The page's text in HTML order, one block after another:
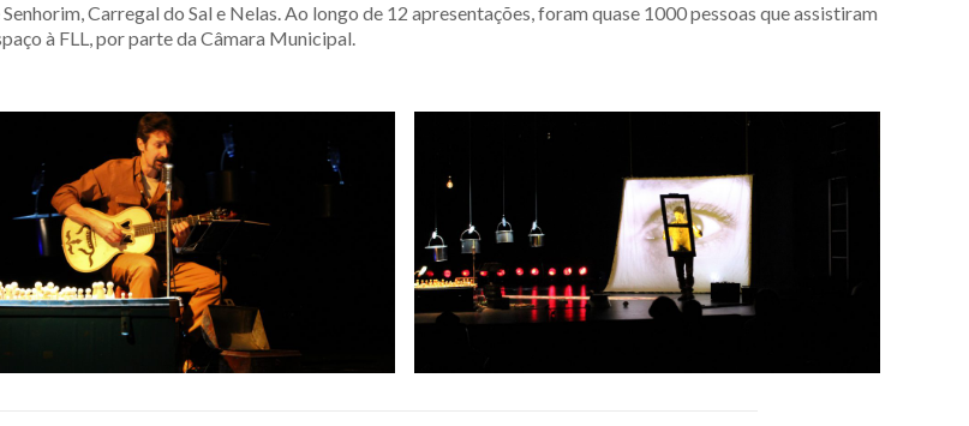
Carregal do Sal e Nelas. Ao longo de 12 apresentações, foram quase 1000 pessoas que assistiram
à FLL, por parte da Câmara Municipal.